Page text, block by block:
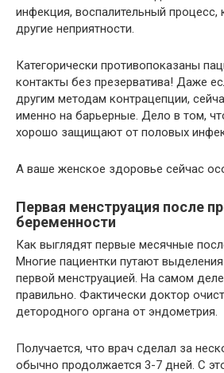
инфекция, воспалительный процесс,
другие неприятности.
Категорически противопоказаны
контакты без презерватива! Даже
другим методам контрацепции,
именно на барьерные. Дело в том,
хорошо защищают от половых
А ваше женское здоровье сейчас
Первая менструация после
беременности
Как выглядят первые месячные
Многие пациентки путают
первой менструацией. На самом
правильно. Фактически доктор
детородного органа от эндометрия.
Получается, что врач сделал за
обычно продолжается 3-7 дней. С